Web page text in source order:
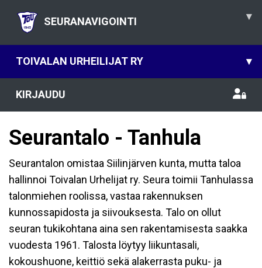
SEURANAVIGOINTI ▾
TOIVALAN URHEILIJAT RY ▾
KIRJAUDU
Seurantalo - Tanhula
Seurantalon omistaa Siilinjärven kunta, mutta taloa
hallinnoi Toivalan Urhelijat ry. Seura toimii Tanhulassa
talonmiehen roolissa, vastaa rakennuksen
kunnossapidosta ja siivouksesta. Talo on ollut
seuran tukikohtana aina sen rakentamisesta saakka
vuodesta 1961. Talosta löytyy liikuntasali,
kokoushuone, keittiö sekä alakerrasta puku- ja